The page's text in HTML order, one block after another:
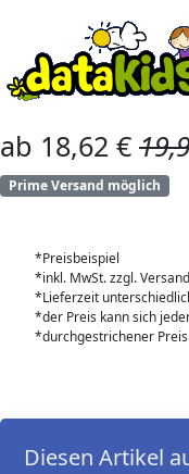
ab 18,62 €
Prime Versand möglich
*Preisbeispiel
*inkl. MwSt. zzgl. Versand
*Lieferzeit
*der Preis kann sich
*durchgestrichener
Diesen Artikel